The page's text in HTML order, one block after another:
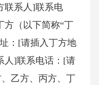
联系人]联系电
方（以下简称“丁
：[请插入丁方地
人]联系电话：[请
乙方、丙方、丁